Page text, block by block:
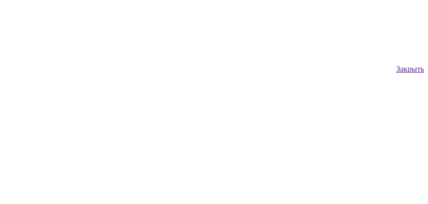
Закрыть